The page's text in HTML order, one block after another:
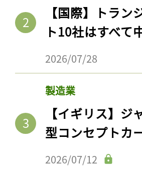
【国際】トラ
ト10社はすべて
2026/07/28
製造業
【イギリス】
型コンセプトカ
2026/07/12